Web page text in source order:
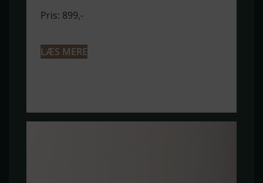
Pris: 899,-
LÆS MERE